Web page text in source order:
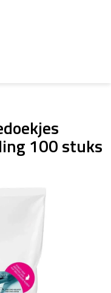
100 stuks